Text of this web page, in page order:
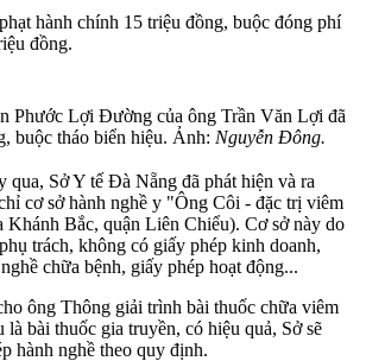
hành chính 15 triệu đồng, buộc đóng phí
đồng.
Phước Lợi Đường của ông Trần Văn Lợi đã
buộc tháo biển hiệu. Ảnh: Nguyễn Đông.
qua, Sở Y tế Đà Nẵng đã phát hiện và ra
cơ sở hành nghề y "Ông Côi - đặc trị viêm
Bắc, quận Liên Chiểu). Cơ sở này do
trách, không có giấy phép kinh doanh,
chữa bệnh, giấy phép hoạt động...
ông Thông giải trình bài thuốc chữa viêm
là bài thuốc gia truyền, có hiệu quả, Sở sẽ
hành nghề theo quy định.